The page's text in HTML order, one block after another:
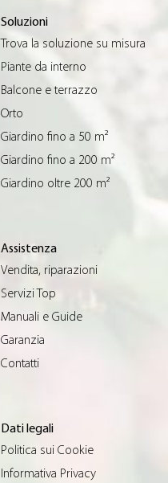
Soluzioni
Trova la soluzione su misura
Piante da interno
Balcone e terrazzo
Orto
Giardino fino a 50 m²
Giardino fino a 200 m²
Giardino oltre 200 m²
Assistenza
Vendita, riparazioni
Servizi Top
Manuali e Guide
Garanzia
Contatti
Dati legali
Politica sui Cookie
Informativa Privacy